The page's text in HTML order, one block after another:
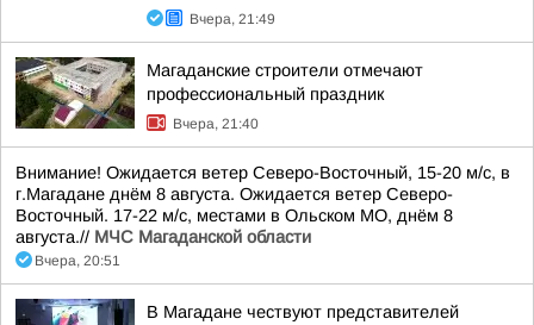
Вчера, 21:49
Магаданские строители отмечают
профессиональный праздник
Вчера, 21:40
Внимание! Ожидается ветер Северо-Восточный, 15-20 м/с, в
г.Магадане днём 8 августа. Ожидается ветер Северо-
Восточный. 17-22 м/с, местами в Ольском МО, днём 8
августа.// МЧС Магаданской области
Вчера, 20:51
В Магадане чествуют представителей